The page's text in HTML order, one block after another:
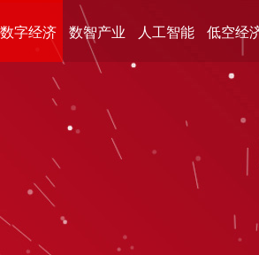
数字经济 数智产业 人工智能 低空经